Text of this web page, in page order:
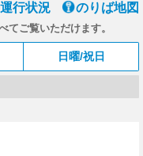
行状況 のりば地図
ご覧いただけます。
日曜/祝日